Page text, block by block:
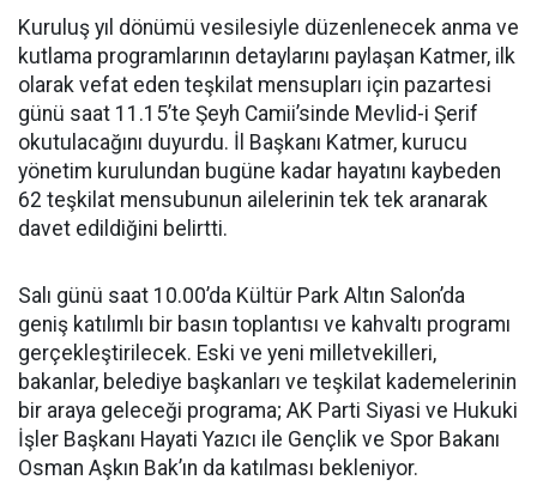
Kuruluş yıl dönümü vesilesiyle düzenlenecek anma ve
kutlama programlarının detaylarını paylaşan Katmer, ilk
olarak vefat eden teşkilat mensupları için pazartesi
günü saat 11.15’te Şeyh Camii’sinde Mevlid-i Şerif
okutulacağını duyurdu. İl Başkanı Katmer, kurucu
yönetim kurulundan bugüne kadar hayatını kaybeden
62 teşkilat mensubunun ailelerinin tek tek aranarak
davet edildiğini belirtti.
Salı günü saat 10.00’da Kültür Park Altın Salon’da
geniş katılımlı bir basın toplantısı ve kahvaltı programı
gerçekleştirilecek. Eski ve yeni milletvekilleri,
bakanlar, belediye başkanları ve teşkilat kademelerinin
bir araya geleceği programa; AK Parti Siyasi ve Hukuki
İşler Başkanı Hayati Yazıcı ile Gençlik ve Spor Bakanı
Osman Aşkın Bak’ın da katılması bekleniyor.